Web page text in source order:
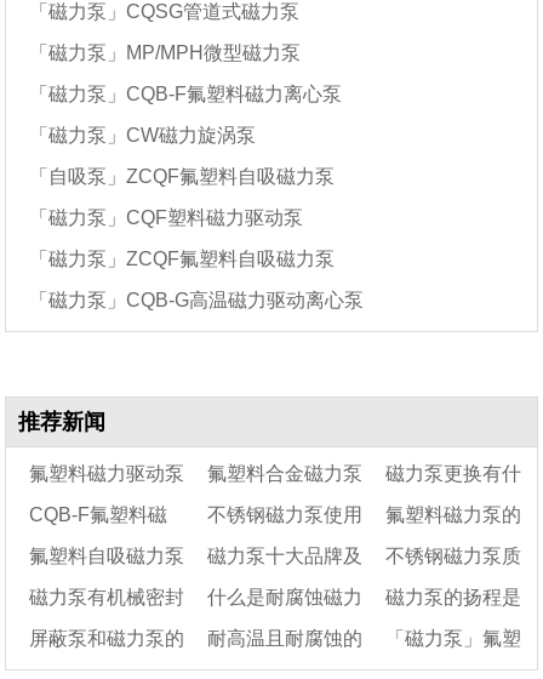
「磁力泵」CQSG管道式磁力泵
「磁力泵」MP/MPH微型磁力泵
「磁力泵」CQB-F氟塑料磁力离心泵
「磁力泵」CW磁力旋涡泵
「自吸泵」ZCQF氟塑料自吸磁力泵
「磁力泵」CQF塑料磁力驱动泵
「磁力泵」ZCQF氟塑料自吸磁力泵
「磁力泵」CQB-G高温磁力驱动离心泵
推荐新闻
氟塑料磁力驱动泵
打不出液体该怎么
办?
氟塑料合金磁力泵
用途有哪些
磁力泵更换有什
么风险
CQB-F氟塑料磁
力泵结构图及性能参
数表
不锈钢磁力泵使用
注意事项
氟塑料磁力泵的
优点是什么
氟塑料自吸磁力泵
结构图及工作原理
磁力泵十大品牌及
选型实用指南​
不锈钢磁力泵质
量好不好?
磁力泵有机械密封 什么是耐腐蚀磁力
泵?
磁力泵的扬程是
多少米
屏蔽泵和磁力泵的 耐高温且耐腐蚀的 「磁力泵」氟塑